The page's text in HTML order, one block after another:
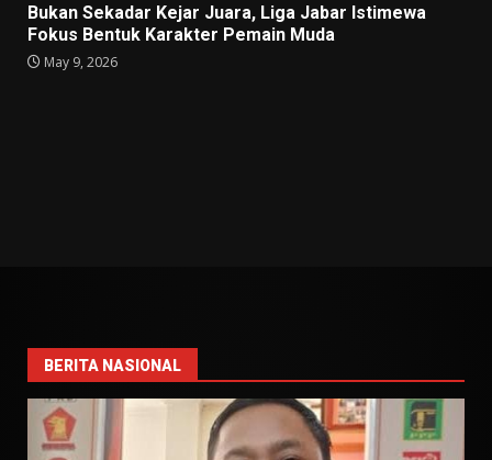
Bukan Sekadar Kejar Juara, Liga Jabar Istimewa
Fokus Bentuk Karakter Pemain Muda
May 9, 2026
BERITA NASIONAL